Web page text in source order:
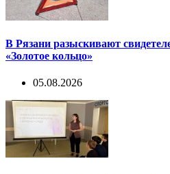
В Рязани разыскивают
«Золотое кольцо»
05.08.2026